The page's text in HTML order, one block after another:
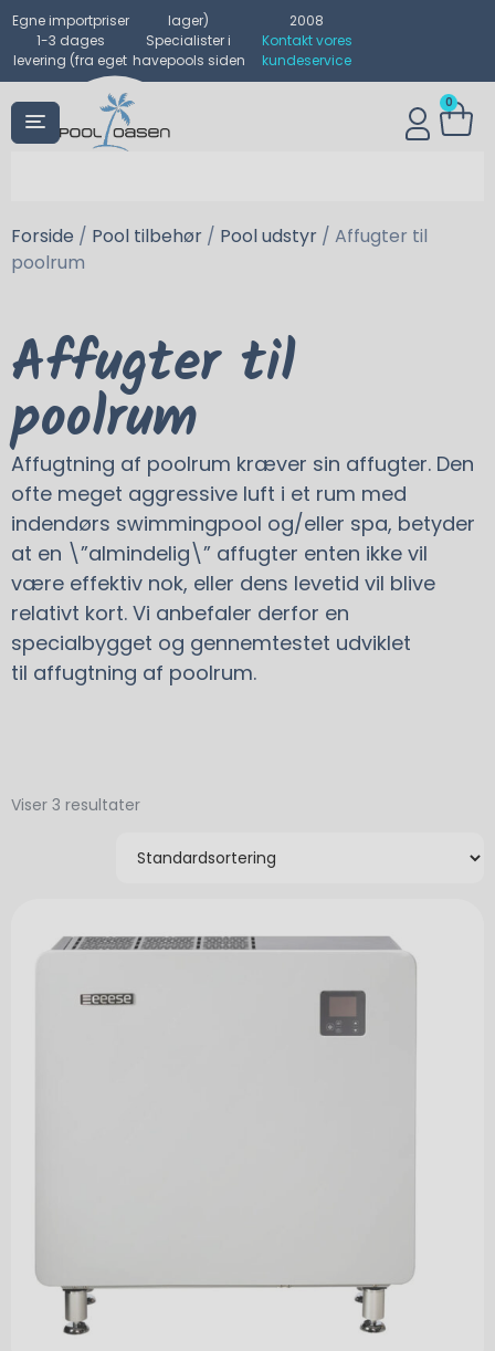
Egne importpriser
1-3 dages
levering (fra eget
lager)
Specialister i
havepools siden
2008
Kontakt vores
kundeservice
0
Forside / Pool tilbehør / Pool udstyr / Affugter til
poolrum
Affugter til
poolrum
Affugtning af poolrum kræver sin affugter. Den
ofte meget aggressive luft i et rum med
indendørs swimmingpool og/eller spa, betyder
at en \”almindelig\” affugter enten ikke vil
være effektiv nok, eller dens levetid vil blive
relativt kort. Vi anbefaler derfor en
specialbygget og gennemtestet udviklet
til affugtning af poolrum.
Viser 3 resultater